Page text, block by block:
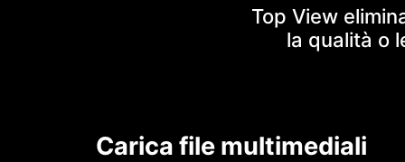
Top View
la qualità o
Carica file multimediali